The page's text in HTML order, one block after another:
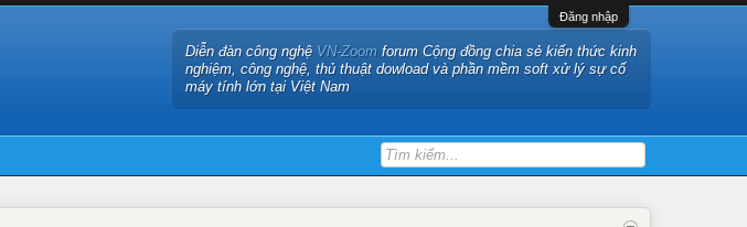
Đăng nhập
Diễn đàn công nghệ VN-Zoom forum Cộng đồng chia sẻ kiến thức kinh
nghiệm, công nghệ, thủ thuật dowload và phần mềm soft xử lý sự cố
máy tính lớn tại Việt Nam